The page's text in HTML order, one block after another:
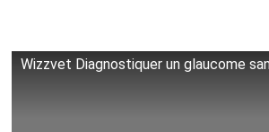
Wizzvet Diagnostiquer un glaucome